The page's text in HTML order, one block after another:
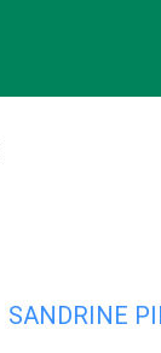
SANDRINE